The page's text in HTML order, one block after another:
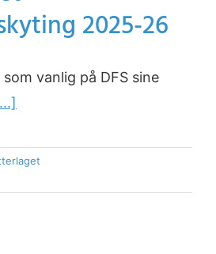
2025-26
vanlig på DFS sine